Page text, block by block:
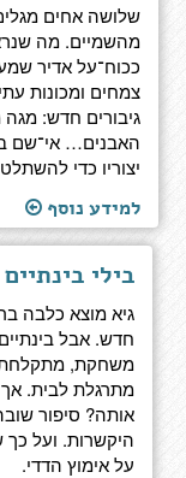
שלושה אחים
מהשמיים. מה
ככוח־על אדיר
צמחים ומכונות
גיבורים חדש:
האבנים… אי־שם
יצוריו כדי
למידע נוסף
בילי בינתיים
גיא מוצא כלבה
חדש. אבל
משחקת, מתקלחת,
מתרגלת לבית.
אותה? סיפור
היקשרות. ועל כך
על אימוץ הדדי.